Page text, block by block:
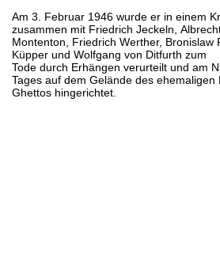
Am 3. Februar 1946 wurde er in einem
zusammen mit Friedrich Jeckeln,
Montenton, Friedrich Werther, Bronislaw
Küpper und Wolfgang von Ditfurth zum
Tode durch Erhängen verurteilt und am
Tages auf dem Gelände des ehemaligen
Ghettos hingerichtet.